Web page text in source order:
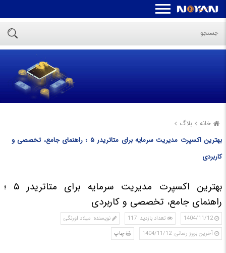
خانه
بلاگ
بهترین اکسپرت مدیریت سرمایه برای متاتریدر ۵ ؛ راهنمای جامع، تخصصی و
کاربردی
بهترین اکسپرت مدیریت سرمایه برای متاتریدر ۵ ؛
راهنمای جامع، تخصصی و کاربردی
1404/11/12 تعداد بازدید: 117
نویسنده: میلاد اورنگی
آخرین بروز رسانی: 1404/11/12
چاپ